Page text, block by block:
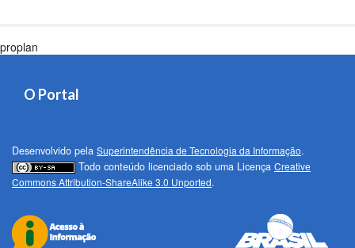
proplan
O Portal
Desenvolvido pela Superintendência de Tecnologia da Informação.
Todo conteúdo licenciado sob uma Licença Creative
Commons Attribution-ShareAlike 3.0 Unported.